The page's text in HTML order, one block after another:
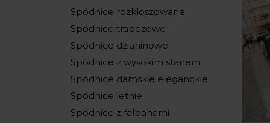
Spódnice rozkloszowane
Spódnice trapezowe
Spódnice dzianinowe
Spódnice z wysokim stanem
Spódnice damskie eleganckie
Spódnice letnie
Spódnice z falbanami